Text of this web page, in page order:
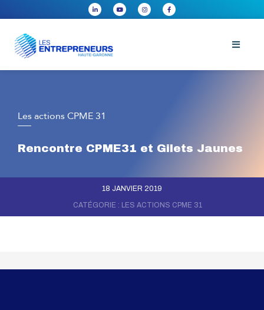
Les actions CPME 31
Rencontre CPME31 et Gilets Jaunes
18 JANVIER 2019
CATÉGORIE : LES ACTIONS CPME 31